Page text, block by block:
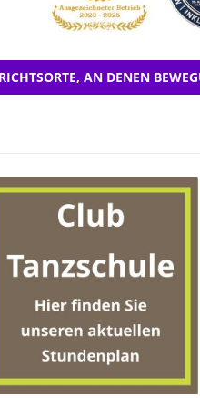
AN DENEN